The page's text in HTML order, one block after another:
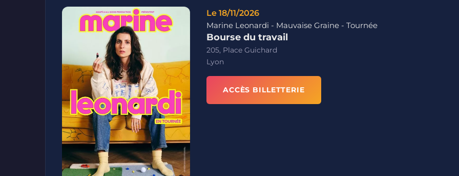
Le 18/11/2026
Marine Leonardi - Mauvaise Graine - Tournée
Bourse du travail
205, Place Guichard
Lyon
ACCÈS BILLETTERIE